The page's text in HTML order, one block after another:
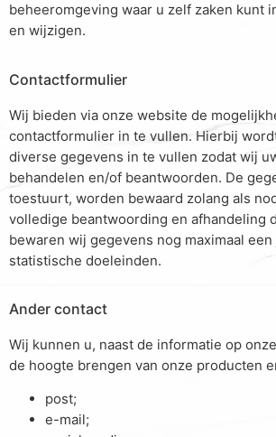
beheeromgeving waar u zelf zaken kunt
en wijzigen.
Contactformulier
Wij bieden via onze website de
contactformulier in te vullen. Hierbij
diverse gegevens in te vullen zodat wij
behandelen en/of beantwoorden. De
toestuurt, worden bewaard zolang als
volledige beantwoording en afhandeling
bewaren wij gegevens nog maximaal
statistische doeleinden.
Ander contact
Wij kunnen u, naast de informatie op
de hoogte brengen van onze producten
post;
e-mail;